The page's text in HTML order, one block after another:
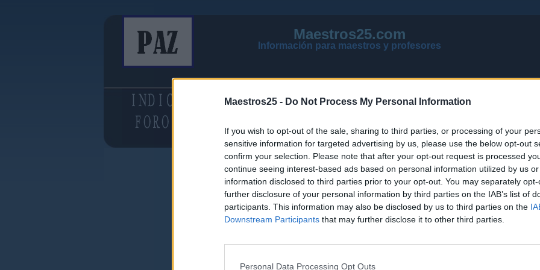
Maestros25 - Do Not Process My Personal Information
If you wish to opt-out of the sale, sharing to third parties, or processing of your
sensitive information for targeted advertising by us, please use the below opt-out
confirm your selection. Please note that after your opt-out request is processed
continue seeing interest-based ads based on personal information utilized by us
information disclosed to third parties prior to your opt-out. You may separately
further disclosure of your personal information by third parties on the IAB’s list of
participants. This information may also be disclosed by us to third parties on the
Downstream Participants that may further disclose it to other third parties.
Personal Data Processing Opt Outs
Maestros25.com
Información para maestros y profesores
VER MENSAJES NUEVOS DE TODOS LOS FOROS
NOTICIAS ACTUALIZADAS OPOSICIONES 2026
NOTICIAS